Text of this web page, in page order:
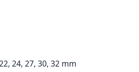
24, 27, 30, 32 mm